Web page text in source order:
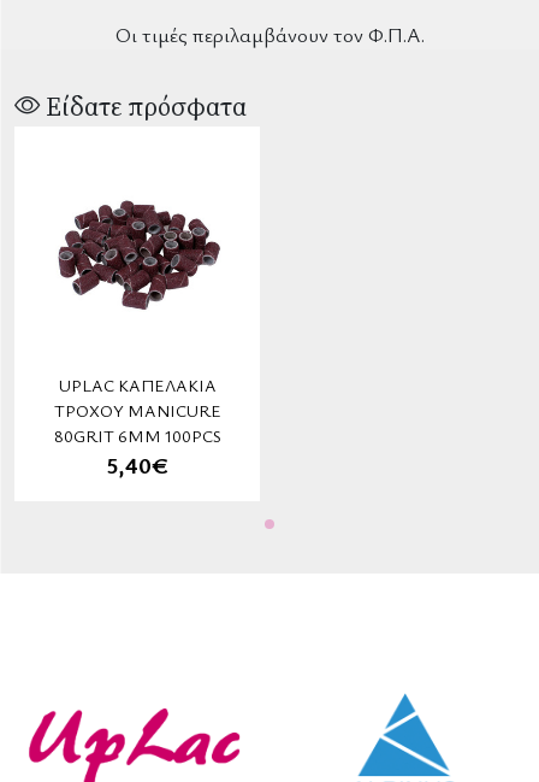
Οι τιμές περιλαμβάνουν τον Φ.Π.Α.
Είδατε πρόσφατα
UPLAC ΚΑΠΕΛΆΚΙΑ
ΤΡΟΧΟΎ MANICURE
80GRIT 6MM 100PCS
5,40€